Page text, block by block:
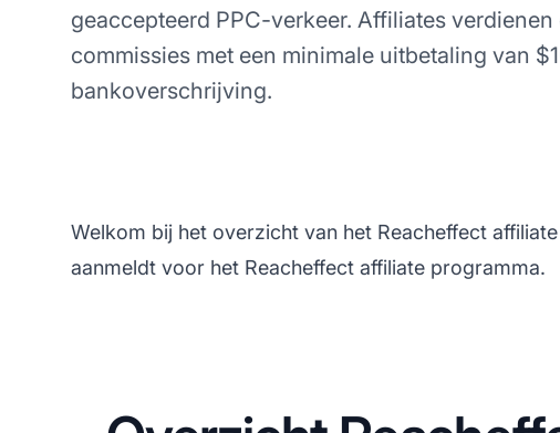
geaccepteerd PPC-verkeer. Affiliates verdienen
commissies met een minimale uitbetaling van
bankoverschrijving.
Welkom bij het overzicht van het Reacheffect
aanmeldt voor het Reacheffect affiliate programma.